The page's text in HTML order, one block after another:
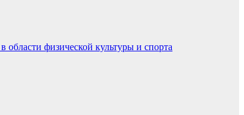
физической культуры и спорта